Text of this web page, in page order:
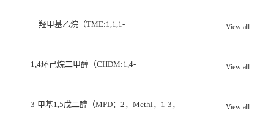
三羟甲基乙烷（TME:1,1,1- View all
1,4环己烷二甲醇（CHDM:1,4- View all
3-甲基1,5戊二醇（MPD：2，Methl，1-3， View all